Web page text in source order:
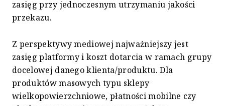
zasięg przy jednoczesnym utrzymaniu jakości
przekazu.
Z perspektywy mediowej najważniejszy jest
zasięg platformy i koszt dotarcia w ramach grupy
docelowej danego klienta/produktu. Dla
produktów masowych typu sklepy
wielkopowierzchniowe, płatności mobilne czy